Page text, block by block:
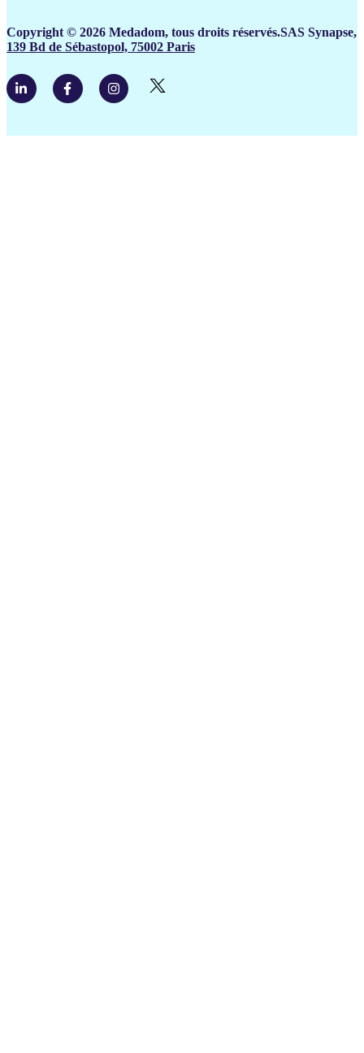
Copyright © 2026 Medadom, tous droits réservés.SAS Synapse,
139 Bd de Sébastopol, 75002 Paris